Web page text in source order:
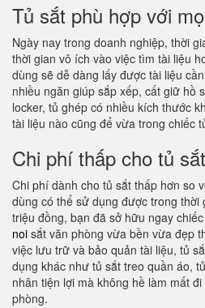
Tủ sắt phù hợp với
Ngày nay trong doanh nghiệp, thời
thời gian vô ích vào việc tìm tài liệu
dùng sẽ dễ dàng lấy được tài liệu
nhiều ngăn giúp sắp xếp, cất giữ hồ
locker, tủ ghép có nhiều kích thước
tài liệu nào cũng để vừa trong chiếc
Chi phí thấp cho tủ sắt
Chi phí dành cho tủ sắt thấp hơn so
dùng có thể sử dụng được trong thời
triệu đồng, bạn đã sở hữu ngay chiếc
noi sắt văn phòng vừa bền vừa đẹp
việc lưu trữ và bảo quản tài liệu, tủ
dụng khác như tủ sắt treo quần áo,
nhân tiện lợi mà không hề làm mất
phòng.